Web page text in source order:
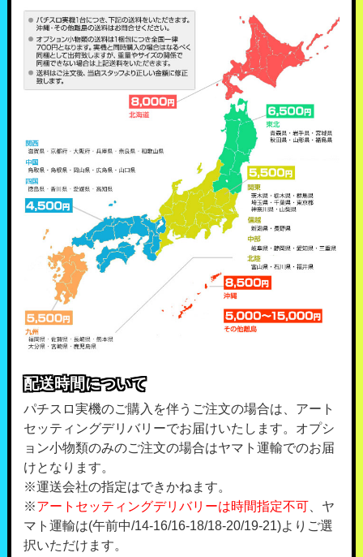
配送時間について
パチスロ実機のご購入を伴うご注文の場合は、アート
セッティングデリバリーでお届けいたします。オプシ
ョン小物類のみのご注文の場合はヤマト運輸でのお届
けとなります。
※運送会社の指定はできかねます。
※アートセッティングデリバリーは時間指定不可、ヤ
マト運輸は(午前中/14-16/16-18/18-20/19-21)よりご選
択いただけます。